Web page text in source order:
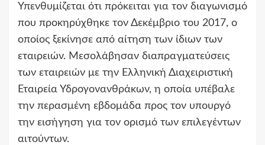
Υπενθυμίζεται ότι πρόκειται για τον διαγωνισμό
που προκηρύχθηκε τον Δεκέμβριο του 2017, ο
οποίος ξεκίνησε από αίτηση των ίδιων των
εταιρειών. Μεσολάβησαν διαπραγματεύσεις
των εταιρειών με την Ελληνική Διαχειριστική
Εταιρεία Υδρογονανθράκων, η οποία υπέβαλε
την περασμένη εβδομάδα προς τον υπουργό
την εισήγηση για τον ορισμό των επιλεγέντων
αιτούντων.